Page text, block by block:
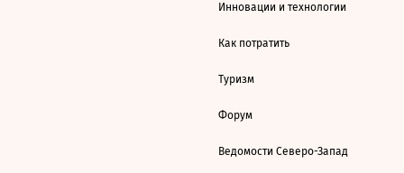
Инновации и технологии
Как потратить
Туризм
Форум
Ведомости Северо-Запад